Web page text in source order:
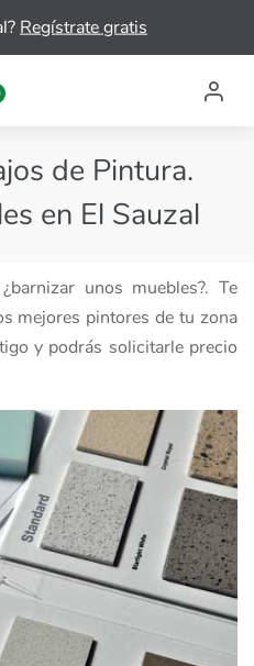
Regístrate gratis
de Pintura.
en El Sauzal
unos muebles?. Te
mejores pintores de tu zona
y podrás solicitarle precio